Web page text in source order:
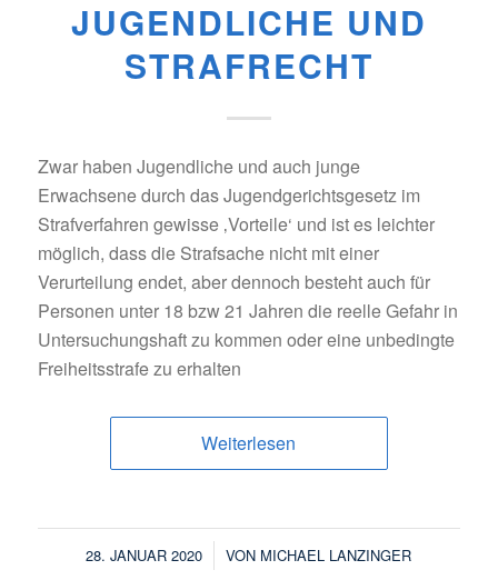
JUGENDLICHE UND
STRAFRECHT
Zwar haben Jugendliche und auch junge
Erwachsene durch das Jugendgerichtsgesetz im
Strafverfahren gewisse ‚Vorteile‘ und ist es leichter
möglich, dass die Strafsache nicht mit einer
Verurteilung endet, aber dennoch besteht auch für
Personen unter 18 bzw 21 Jahren die reelle Gefahr in
Untersuchungshaft zu kommen oder eine unbedingte
Freiheitsstrafe zu erhalten
Weiterlesen
28. JANUAR 2020
/ VON MICHAEL LANZINGER